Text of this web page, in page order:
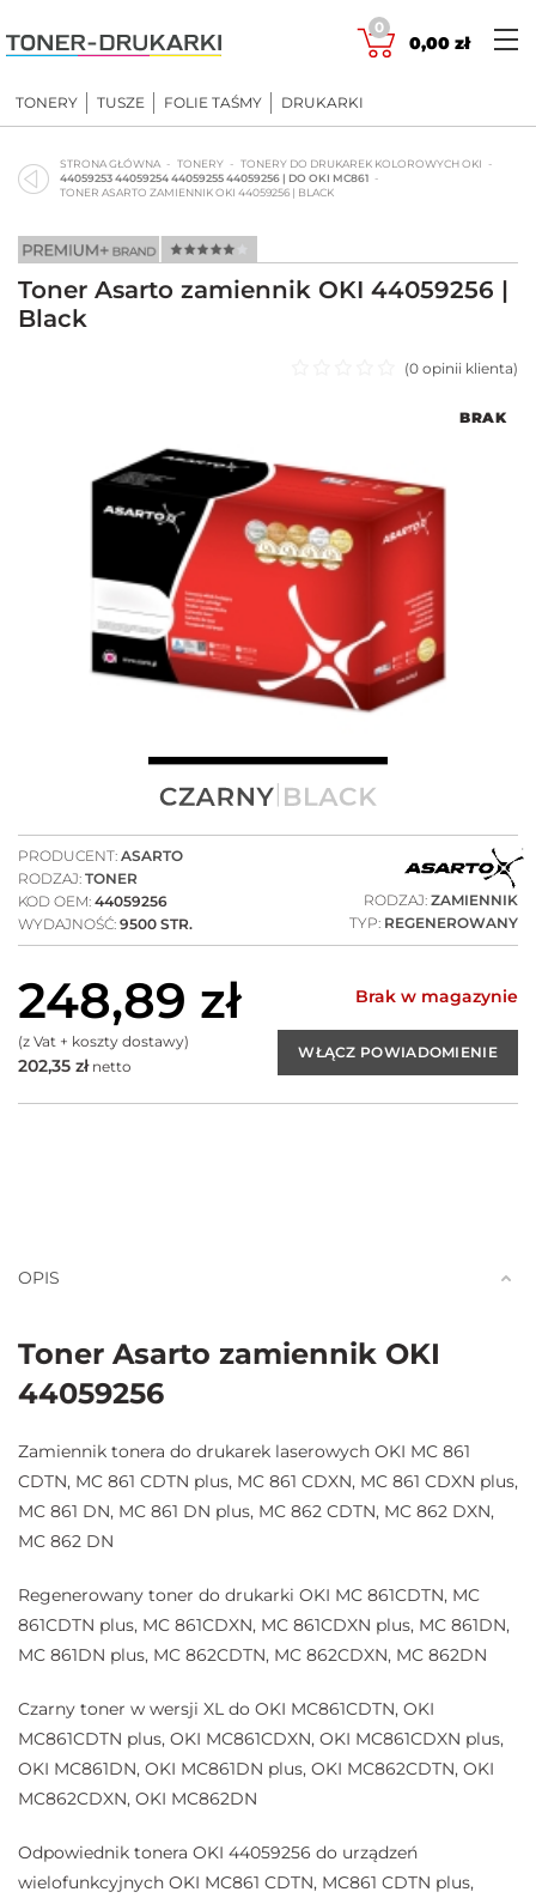
to
content
0
0,00 zł
TONERY TUSZE FOLIE TAŚMY DRUKARKI
STRONA GŁÓWNA TONERY
TONERY DO DRUKAREK KOLOROWYCH OKI
44059253 44059254 44059255 44059256 | DO OKI MC861
TONER ASARTO ZAMIENNIK OKI 44059256 | BLACK
Toner Asarto zamiennik OKI 44059256 |
Black
(0 opinii klienta)
BRAK
PRODUCENT: ASARTO
RODZAJ: TONER
KOD OEM: 44059256
WYDAJNOŚĆ: 9500 STR.
RODZAJ: ZAMIENNIK
TYP: REGENEROWANY
248,89 zł
(z Vat + koszty dostawy)
202,35 złnetto
Brak w magazynie
OPIS
Toner Asarto zamiennik OKI
44059256
Zamiennik tonera do drukarek laserowych OKI MC 861
CDTN, MC 861 CDTN plus, MC 861 CDXN, MC 861 CDXN plus,
MC 861 DN, MC 861 DN plus, MC 862 CDTN, MC 862 DXN,
MC 862 DN
Regenerowany toner do drukarki OKI MC 861CDTN, MC
861CDTN plus, MC 861CDXN, MC 861CDXN plus, MC 861DN,
MC 861DN plus, MC 862CDTN, MC 862CDXN, MC 862DN
Czarny toner w wersji XL do OKI MC861CDTN, OKI
MC861CDTN plus, OKI MC861CDXN, OKI MC861CDXN plus,
OKI MC861DN, OKI MC861DN plus, OKI MC862CDTN, OKI
MC862CDXN, OKI MC862DN
Odpowiednik tonera OKI 44059256 do urządzeń
wielofunkcyjnych OKI MC861 CDTN, MC861 CDTN plus,